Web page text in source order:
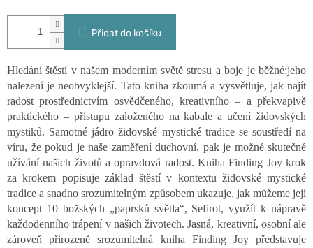
Přidat do košíku
Hledání štěstí v našem moderním světě stresu a boje je běžné;jeho
nalezení je neobvyklejší. Tato kniha zkoumá a vysvětluje, jak najít
radost prostřednictvím osvědčeného, ​​kreativního – a překvapivě
praktického – přístupu založeného na kabale a učení židovských
mystiků. Samotné jádro židovské mystické tradice se soustředí na
víru, že pokud je naše zaměření duchovní, pak je možné skutečné
užívání našich životů a opravdová radost. Kniha Finding Joy krok
za krokem popisuje základ štěstí v kontextu židovské mystické
tradice a snadno srozumitelným způsobem ukazuje, jak můžeme její
koncept 10 božských „paprsků světla“, Sefirot, využít k nápravě
každodenního trápení v našich životech. Jasná, kreativní, osobní ale
zároveň přirozeně srozumitelná kniha Finding Joy představuje